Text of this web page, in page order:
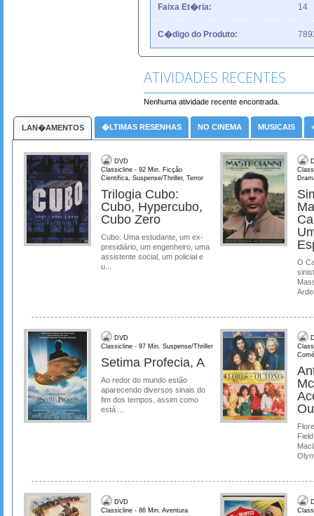
Faixa Et�ria: 14
C�digo do Produto:
ATIVIDADES RECENTES
Nenhuma atividade recente encontrada.
LAN�AMENTOS �LTIMAS RESENHAS NO CINEMA MUSICAIS
DVD
Classicline - 92 Min. Ficção
Cientifica, Suspense/Thriller, Terror
Trilogia Cubo:
Cubo, Hypercubo,
Cubo Zero
Cubo: Uma estudante, um ex-
presidiário, um engenheiro, uma
assistente social, um policial e
u...
O
DVD
Classicline - 97 Min. Suspense/Thriller
Setima Profecia, A
Ao redor do mundo estão
aparecendo diversos sinais do
fim dos tempos, assim como
está ...
DVD
Classicline - 86 Min. Aventura